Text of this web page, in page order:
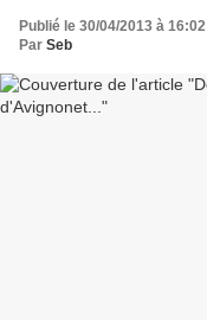
Publié le 30/04/2013 à 16:02
Par Seb